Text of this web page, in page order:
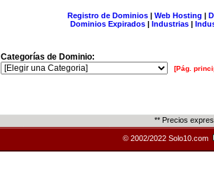
Registro de Dominios| Web Hosting |
Dominios Expirados | Industrias |
Categorías de Dominio:
[Pág.
** Precios
© 2002/2022 Solo10.com